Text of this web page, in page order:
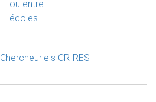
ou entre
écoles
Chercheur·e·s CRIRES